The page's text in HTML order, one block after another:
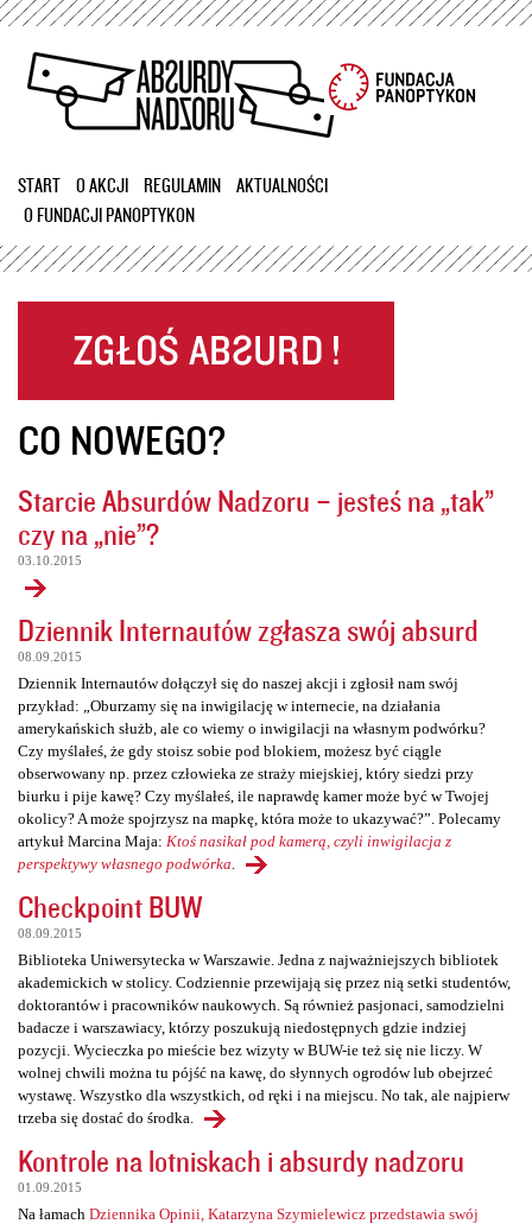
Przejdź
treści
START O AKCJI REGULAMIN
AKTUALNOŚCI
O FUNDACJI PANOPTYKON
CO NOWEGO?
Starcie Absurdów Nadzoru – jesteś na „tak”
czy na „nie”?
03.10.2015
Dziennik Internautów zgłasza swój absurd
08.09.2015
Dziennik Internautów dołączył się do naszej akcji i zgłosił nam swój
przykład: „Oburzamy się na inwigilację w internecie, na działania
amerykańskich służb, ale co wiemy o inwigilacji na własnym podwórku?
Czy myślałeś, że gdy stoisz sobie pod blokiem, możesz być ciągle
obserwowany np. przez człowieka ze straży miejskiej, który siedzi przy
biurku i pije kawę? Czy myślałeś, ile naprawdę kamer może być w Twojej
okolicy? A może spojrzysz na mapkę, która może to ukazywać?”. Polecamy
artykuł Marcina Maja: Ktoś nasikał pod kamerą, czyli inwigilacja z
perspektywy własnego podwórka
Checkpoint BUW
08.09.2015
Biblioteka Uniwersytecka w Warszawie. Jedna z najważniejszych bibliotek
akademickich w stolicy. Codziennie przewijają się przez nią setki studentów,
doktorantów i pracowników naukowych. Są również pasjonaci, samodzielni
badacze i warszawiacy, którzy poszukują niedostępnych gdzie indziej
pozycji. Wycieczka po mieście bez wizyty w BUW-ie też się nie liczy. W
wolnej chwili można tu pójść na kawę, do słynnych ogrodów lub obejrzeć
wystawę. Wszystko dla wszystkich, od ręki i na miejscu. No tak, ale najpierw
trzeba się dostać do środka.
Kontrole na lotniskach i absurdy nadzoru
01.09.2015
Na łamach Dziennika Opinii, Katarzyna Szymielewicz przedstawia swój